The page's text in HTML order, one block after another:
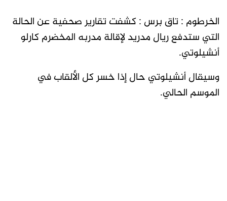
الخرطوم : تاق برس : كشفت تقارير صحفية عن الحالة
التي ستدفع ريال مدريد لإقالة مدربه المخضرم كارلو
أنشيلوتي.
وسيقال أنشيلوتي حال إذا خسر كل الألقاب في
الموسم الحالي.